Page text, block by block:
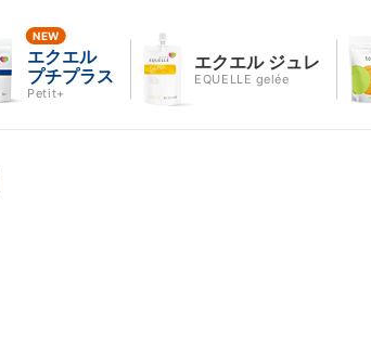
エクエル
プチプラス
Petit+
エクエル ジュレ
EQUELLE gelée